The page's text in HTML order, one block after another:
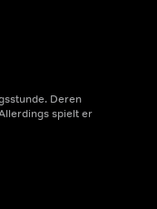
Deren
spielt er